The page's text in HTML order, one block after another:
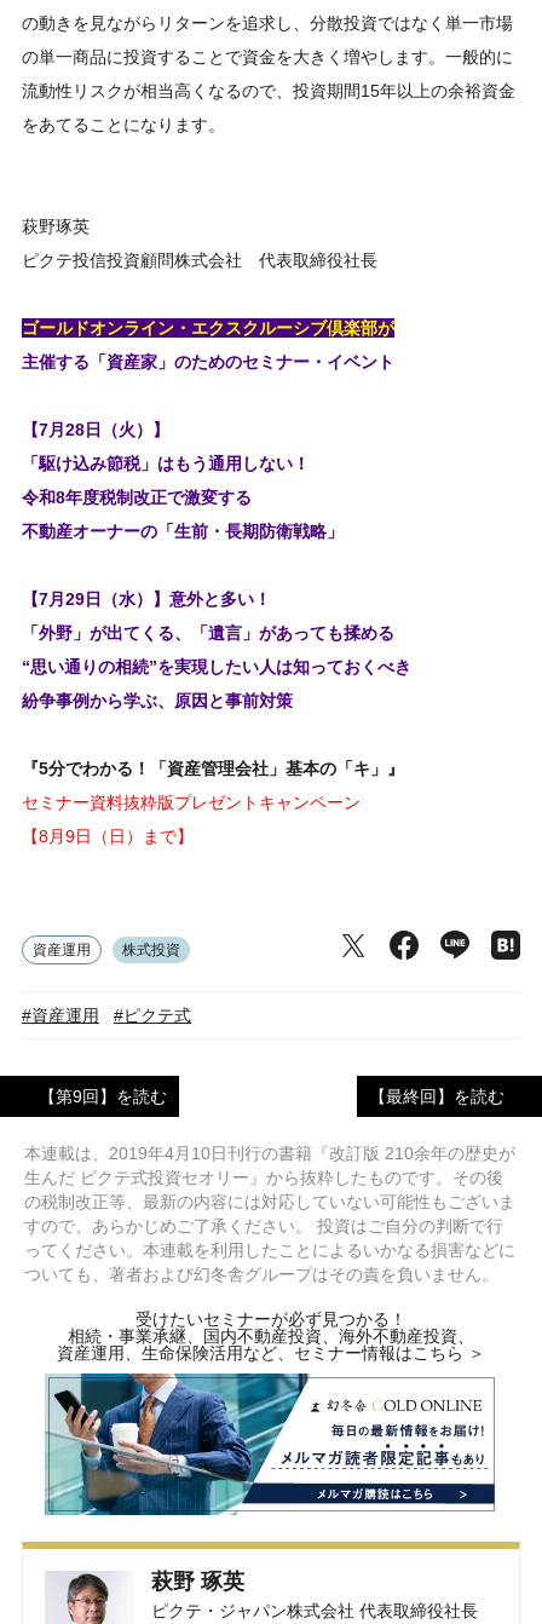
の動きを見ながらリターンを追求し、分散投資ではなく単一市場
の単一商品に投資することで資金を大きく増やします。一般的に
流動性リスクが相当高くなるので、投資期間15年以上の余裕資金
をあてることになります。
萩野琢英
ピクテ投信投資顧問株式会社 代表取締役社長
ゴールドオンライン・エクスクルーシブ倶楽部が
主催する「資産家」のためのセミナー・イベント
【7月28日（火）】
「駆け込み節税」はもう通用しない！
令和8年度税制改正で激変する
不動産オーナーの「生前・長期防衛戦略」
【7月29日（水）】意外と多い！
「外野」が出てくる、「遺言」があっても揉める
“思い通りの相続”を実現したい人は知っておくべき
紛争事例から学ぶ、原因と事前対策
『5分でわかる！「資産管理会社」基本の「キ」』
セミナー資料抜粋版プレゼントキャンペーン
【8月9日（日）まで】
資産運用 株式投資
#資産運用 #ピクテ式
【第9回】を読む 【最終回】を読む
本連載は、2019年4月10日刊行の書籍『改訂版 210余年の歴史が
生んだ ピクテ式投資セオリー』から抜粋したものです。その後
の税制改正等、最新の内容には対応していない可能性もございま
すので、あらかじめご了承ください。 投資はご自分の判断で行
ってください。本連載を利用したことによるいかなる損害などに
ついても、著者および幻冬舎グループはその責を負いません。
受けたいセミナーが必ず見つかる！
相続・事業承継、国内不動産投資、海外不動産投資、
資産運用、生命保険活用など、セミナー情報はこちら ＞
萩野 琢英
ピクテ・ジャパン株式会社 代表取締役社長